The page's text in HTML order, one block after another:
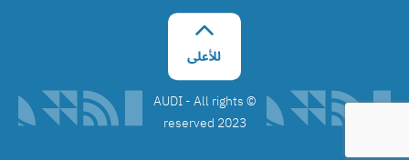
©️ AUDI - All rights
reserved 2023